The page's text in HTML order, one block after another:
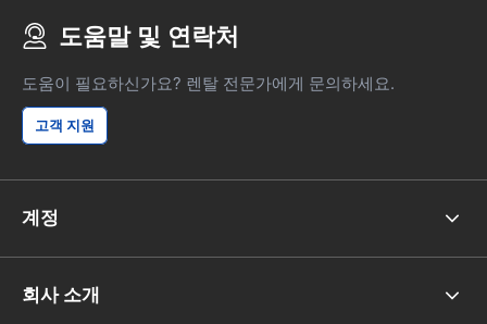
도움말 및 연락처
도움이 필요하신가요? 렌탈 전문가에게 문의하세요.
고객 지원
계정
회사 소개